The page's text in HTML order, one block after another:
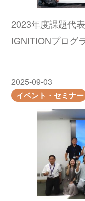
2023年度課題代
IGNITIONプログ
2025-09-03
イベント・セミナー